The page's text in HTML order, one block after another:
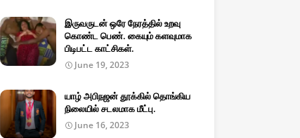
இருவருடன் ஒரே நேரத்தில் உறவு
கொண்ட பெண். கையும் களவுமாக
பிடிபட்ட காட்சிகள்.
June 19, 2023
யாழ் அபிநஜன் தூக்கில் தொங்கிய
நிலையில் சடலமாக மீட்பு.
June 16, 2023